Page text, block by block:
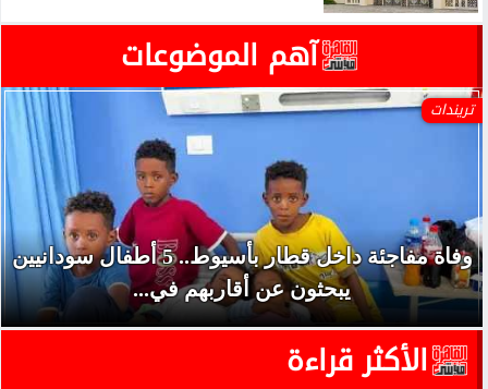
آهم الموضوعات
تريندات
وفاة مفاجئة داخل قطار بأسيوط.. 5 أطفال سودانيين
يبحثون عن أقاربهم في...
الأكثر قراءة